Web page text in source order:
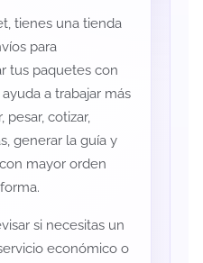
tienes una tienda
para
tus paquetes con
a trabajar más
pesar, cotizar,
generar la guía y
mayor orden
si necesitas un
económico o